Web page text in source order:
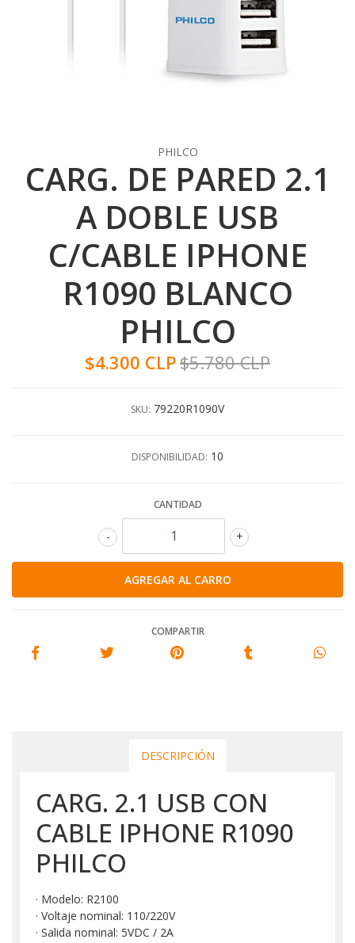
PHILCO
CARG. DE PARED 2.1
A DOBLE USB
C/CABLE IPHONE
R1090 BLANCO
PHILCO
$4.300 CLP$5.780 CLP
SKU: 79220R1090V
DISPONIBILIDAD: 10
CANTIDAD
+
-
COMPARTIR
DESCRIPCIÓN
CARG. 2.1 USB CON
CABLE IPHONE R1090
PHILCO
· Modelo: R2100
· Voltaje nominal: 110/220V
· Salida nominal: 5VDC / 2A